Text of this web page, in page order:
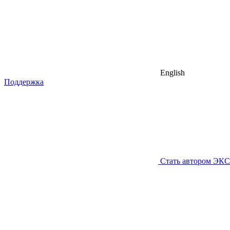
English
Поддержка
Стать автором